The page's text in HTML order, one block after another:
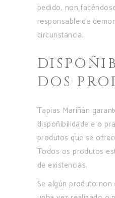
pedido, non
responsable de
circunstancia.
DOS
Tapias Mariñán
dispoñibilidade e o
produtos que se
Todos os produtos
de existencias.
Se algún produto